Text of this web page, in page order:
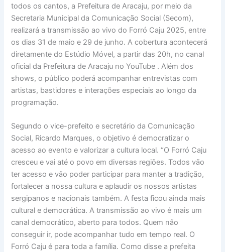
todos os cantos, a Prefeitura de Aracaju, por meio da
Secretaria Municipal da Comunicação Social (Secom),
realizará a transmissão ao vivo do Forró Caju 2025, entre
os dias 31 de maio e 29 de junho. A cobertura acontecerá
diretamente do Estúdio Móvel, a partir das 20h, no canal
oficial da Prefeitura de Aracaju no YouTube . Além dos
shows, o público poderá acompanhar entrevistas com
artistas, bastidores e interações especiais ao longo da
programação.
Segundo o vice-prefeito e secretário da Comunicação
Social, Ricardo Marques, o objetivo é democratizar o
acesso ao evento e valorizar a cultura local. “O Forró Caju
cresceu e vai até o povo em diversas regiões. Todos vão
ter acesso e vão poder participar para manter a tradição,
fortalecer a nossa cultura e aplaudir os nossos artistas
sergipanos e nacionais também. A festa ficou ainda mais
cultural e democrática. A transmissão ao vivo é mais um
canal democrático, aberto para todos. Quem não
conseguir ir, pode acompanhar tudo em tempo real. O
Forró Caju é para toda a família. Como disse a prefeita